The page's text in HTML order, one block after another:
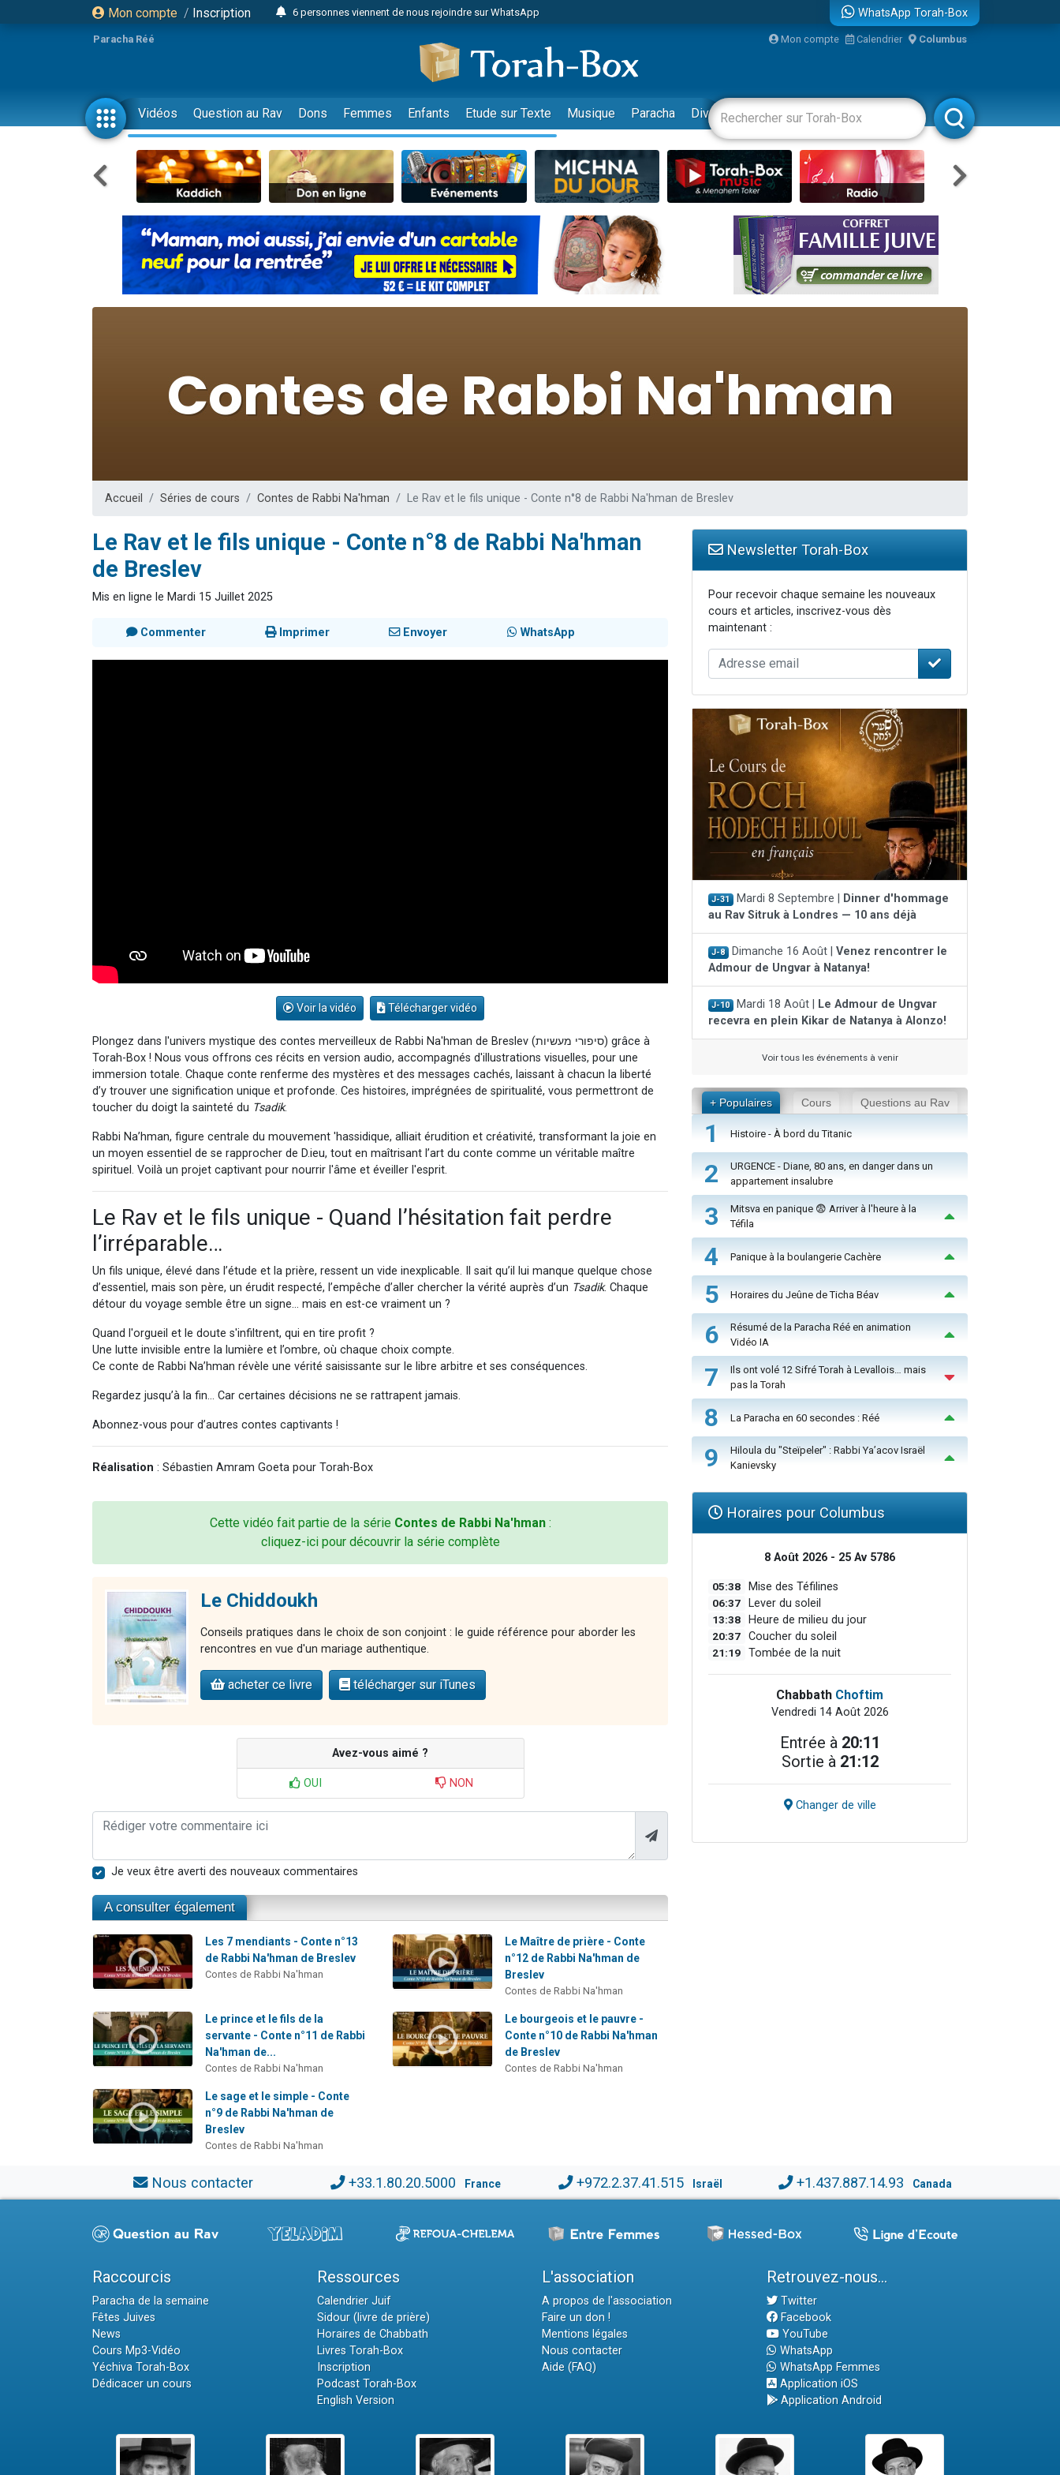
Mon compte / Inscription
6 personnes viennent de nous rejoindre sur WhatsApp
2 personnes viennent de faire un don pour 1 Journée de Vacances Pour les Enfants
17 personnes viennent de demander une bénédiction
4 personnes viennent de nous rejoindre sur WhatsApp
Il reste 49 places pour étudier en groupe sur Zoom
23 personnes viennent de faire un don pour Diane, 80 ans, dans un appartement insalubre
Eva vient de donner son Maasser
4 personnes viennent de nous rejoindre sur WhatsApp
3 personnes viennent de nous rejoindre sur WhatsApp
3 personnes viennent de faire un don pour 5 jours de vacances aux Orphelins
Odaya vient de donner son Maasser
13 personnes viennent de demander une bénédiction
12 nouvelles musiques dans Torah-Box Music
3 personnes viennent de nous rejoindre sur WhatsApp
WhatsApp Torah-Box
Paracha Réé Mon compte Calendrier Columbus
Vidéos Question au Rav Dons Femmes Enfants Etude sur Texte Musique Paracha Divertissements Livres Rabbanim
Accueil Séries de cours Contes de Rabbi Na'hman Le Rav et le fils unique - Conte n°8 de Rabbi Na'hman de Breslev
Le Rav et le fils unique - Conte n°8 de Rabbi Na'hman
de Breslev
Mis en ligne le Mardi 15 Juillet 2025
Commenter Imprimer Envoyer WhatsApp
Voir la vidéo Télécharger vidéo
Plongez dans l'univers mystique des contes merveilleux de Rabbi Na'hman de Breslev (סיפורי מעשיות) grâce à
Torah-Box ! Nous vous offrons ces récits en version audio, accompagnés d'illustrations visuelles, pour une
immersion totale. Chaque conte renferme des mystères et des messages cachés, laissant à chacun la liberté
d’y trouver une signification unique et profonde. Ces histoires, imprégnées de spiritualité, vous permettront de
toucher du doigt la sainteté du Tsadik.
Rabbi Na’hman, figure centrale du mouvement 'hassidique, alliait érudition et créativité, transformant la joie en
un moyen essentiel de se rapprocher de D.ieu, tout en maîtrisant l’art du conte comme un véritable maître
spirituel. Voilà un projet captivant pour nourrir l'âme et éveiller l'esprit.
Le Rav et le fils unique - Quand l’hésitation fait perdre
l’irréparable…
Un fils unique, élevé dans l’étude et la prière, ressent un vide inexplicable. Il sait qu’il lui manque quelque chose
d’essentiel, mais son père, un érudit respecté, l’empêche d’aller chercher la vérité auprès d’un Tsadik. Chaque
détour du voyage semble être un signe… mais en est-ce vraiment un ?
Quand l'orgueil et le doute s'infiltrent, qui en tire profit ?
Une lutte invisible entre la lumière et l’ombre, où chaque choix compte.
Ce conte de Rabbi Na’hman révèle une vérité saisissante sur le libre arbitre et ses conséquences.
Regardez jusqu’à la fin… Car certaines décisions ne se rattrapent jamais.
Abonnez-vous pour d’autres contes captivants !
Réalisation : Sébastien Amram Goeta pour Torah-Box
Cette vidéo fait partie de la série Contes de Rabbi Na'hman:
cliquez-ici pour découvrir la série complète
Le Chiddoukh
Conseils pratiques dans le choix de son conjoint : le guide référence pour aborder les
rencontres en vue d'un mariage authentique.
acheter ce livre télécharger sur iTunes
Avez-vous aimé ?
OUI NON
Je veux être averti des nouveaux commentaires
A consulter également
Les 7 mendiants - Conte n°13
de Rabbi Na'hman de Breslev
Contes de Rabbi Na'hman
Le Maître de prière - Conte
n°12 de Rabbi Na'hman de
Breslev
Contes de Rabbi Na'hman
Le prince et le fils de la
servante - Conte n°11 de Rabbi
Na'hman de...
Contes de Rabbi Na'hman
Le bourgeois et le pauvre -
Conte n°10 de Rabbi Na'hman
de Breslev
Contes de Rabbi Na'hman
Le sage et le simple - Conte
n°9 de Rabbi Na'hman de
Breslev
Contes de Rabbi Na'hman
Newsletter Torah-Box
Pour recevoir chaque semaine les nouveaux
cours et articles, inscrivez-vous dès
maintenant :
J-31 Mardi 8 Septembre |
Dinner d'hommage
au Rav Sitruk à Londres — 10 ans déjà
J-8 Dimanche 16 Août | Venez rencontrer le
Admour de Ungvar à Natanya!
J-10 Mardi 18 Août |
Le Admour de Ungvar
recevra en plein Kikar de Natanya à Alonzo!
Voir tous les événements à venir
+ Populaires Cours Questions au Rav
1 Histoire - À bord du Titanic
2
URGENCE - Diane, 80 ans, en danger dans un
appartement insalubre
3
Mitsva en panique 😨 Arriver à l'heure à la
Téfila
4 Panique à la boulangerie Cachère
5 Horaires du Jeûne de Ticha Béav
6
Résumé de la Paracha Réé en animation
Vidéo IA
7
Ils ont volé 12 Sifré Torah à Levallois… mais
pas la Torah
8 La Paracha en 60 secondes : Réé
9
Hiloula du "Steïpeler" : Rabbi Ya’acov Israël
Kanievsky
Horaires pour Columbus
8 Août 2026 - 25 Av 5786
05:38 Mise des Téfilines
06:37 Lever du soleil
13:38 Heure de milieu du jour
20:37 Coucher du soleil
21:19 Tombée de la nuit
Chabbath Choftim
Vendredi 14 Août 2026
Entrée à 20:11
Sortie à 21:12
Changer de ville
Nous contacter +33.1.80.20.5000 France +972.2.37.41.515 Israël +1.437.887.14.93 Canada
Raccourcis
Paracha de la semaine
Fêtes Juives
News
Cours Mp3-Vidéo
Yéchiva Torah-Box
Dédicacer un cours
Ressources
Calendrier Juif
Sidour (livre de prière)
Horaires de Chabbath
Livres Torah-Box
Inscription
Podcast Torah-Box
English Version
L'association
A propos de l'association
Faire un don !
Mentions légales
Nous contacter
Aide (FAQ)
Retrouvez-nous...
Twitter
Facebook
YouTube
WhatsApp
WhatsApp Femmes
Application iOS
Application Android